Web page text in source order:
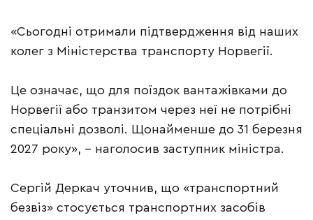
«Сьогодні отримали підтвердження від наших
колег з Міністерства транспорту Норвегії.
Це означає, що для поїздок вантажівками до
Норвегії або транзитом через неї не потрібні
спеціальні дозволі. Щонайменше до 31 березня
2027 року», – наголосив заступник міністра.
Сергій Деркач уточнив, що «транспортний
безвіз» стосується транспортних засобів